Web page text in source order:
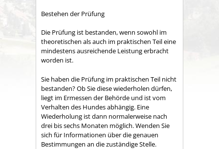
Bestehen der Prüfung
Die Prüfung ist bestanden, wenn sowohl im
theoretischen als auch im praktischen Teil eine
mindestens ausreichende Leistung erbracht
worden ist.
Sie haben die Prüfung im praktischen Teil nicht
bestanden? Ob Sie diese wiederholen dürfen,
liegt im Ermessen der Behörde und ist vom
Verhalten des Hundes abhängig. Eine
Wiederholung ist dann normalerweise nach
drei bis sechs Monaten möglich. Wenden Sie
sich für Informationen über die genauen
Bestimmungen an die zuständige Stelle.